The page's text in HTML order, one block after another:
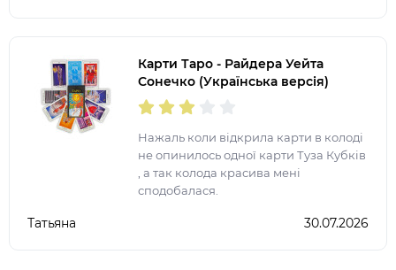
Карти Таро - Райдера Уейта
Сонечко (Українська версія)
Нажаль коли відкрила карти в колоді
не опинилось одної карти Туза Кубків
, а так колода красива мені
сподобалася.
Татьяна 30.07.2026